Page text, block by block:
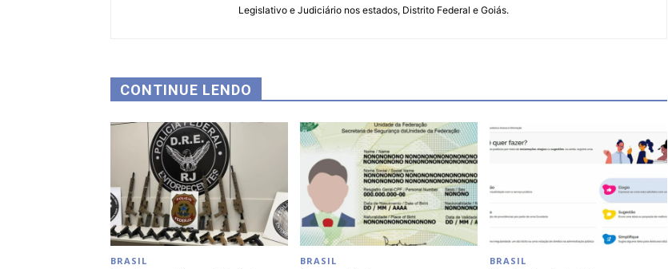
Legislativo e Judiciário nos estados, Distrito Federal e Goiás.
CONTINUE LENDO
BRASIL BRASIL BRASIL